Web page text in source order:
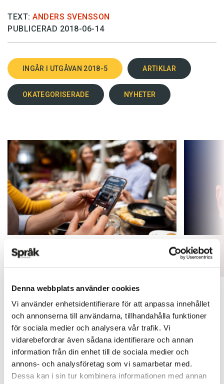
Denna webbplats använder cookies
Vi använder enhetsidentifierare för att anpassa innehållet
och annonserna till användarna, tillhandahålla funktioner
för sociala medier och analysera vår trafik. Vi
vidarebefordrar även sådana identifierare och annan
information från din enhet till de sociala medier och
annons- och analysföretag som vi samarbetar med.
Dessa kan i sin tur kombinera informationen med annan
TEXT: ANDERS SVENSSON
PUBLICERAD 2018-06-14
INGÅR I UTGÅVAN 2018-5 ARTIKLAR
OKATEGORISERADE NYHETER
Inlärningen gynnas av gissningar
ARTIKLAR
Fler ser
ARTIKLAR